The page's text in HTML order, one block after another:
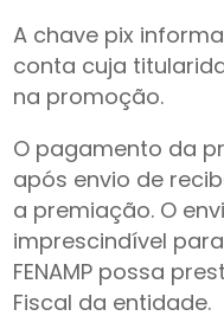
A chave pix
conta cuja
na promoção.
O pagamento da
após envio de
a premiação. O
imprescindível
FENAMP possa
Fiscal da entidade.